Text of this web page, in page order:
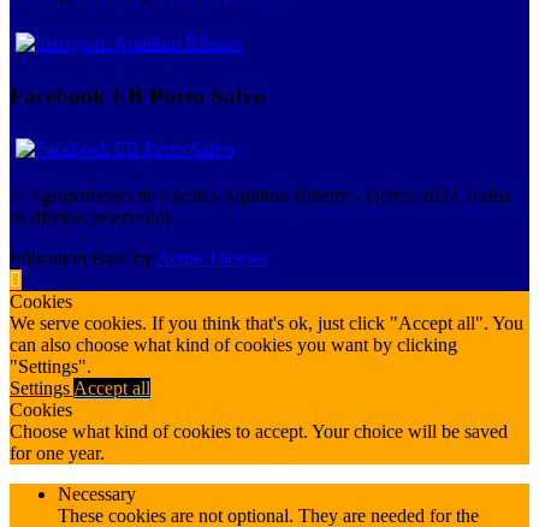
Facebook EB Porto Salvo
© Agrupamento de Escolas Aquilino Ribeiro - Oeiras 2022 Todos
os direitos reservados
Education Base by Acme Themes
Cookies
We serve cookies. If you think that's ok, just click "Accept all". You
can also choose what kind of cookies you want by clicking
"Settings".
Settings Accept all
Cookies
Choose what kind of cookies to accept. Your choice will be saved
for one year.
Necessary
These cookies are not optional. They are needed for the